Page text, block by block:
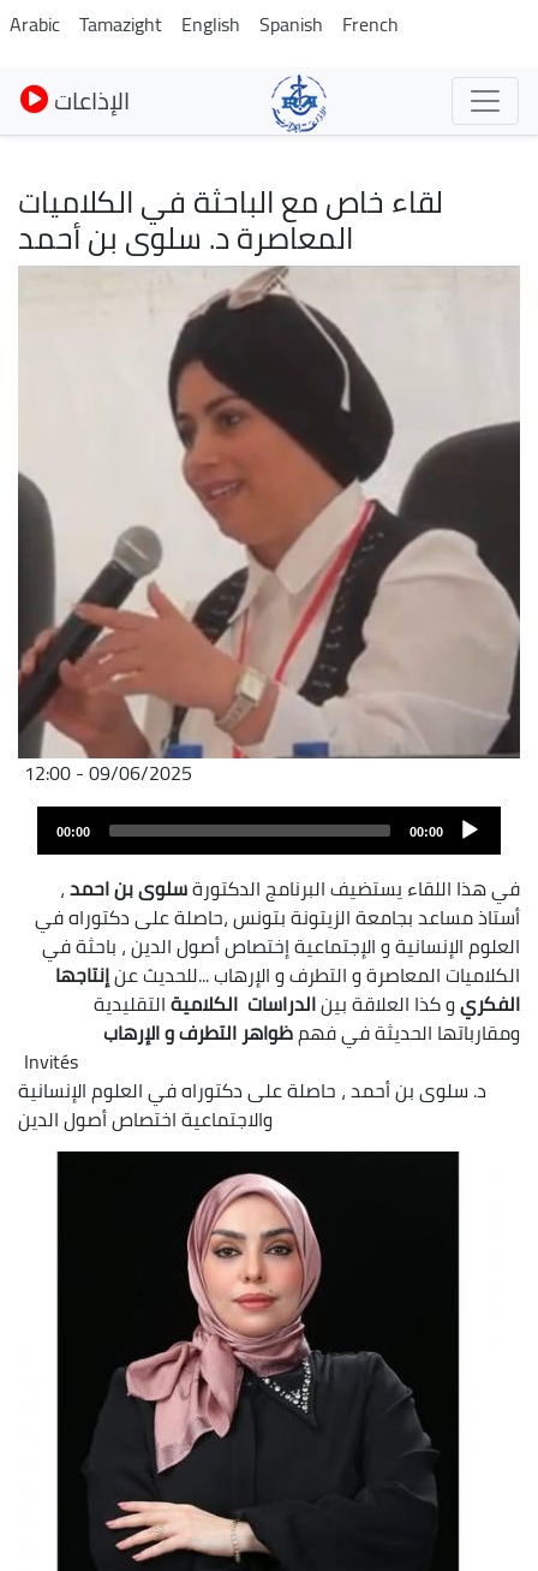
Pasar
al
contenido
principal
Arabic Tamazight English Spanish French
الإذاعات
لقاء خاص مع الباحثة في الكلاميات
المعاصرة د. سلوى بن أحمد
09/06/2025 - 12:00
00:00
00:00
في هذا اللقاء يستضيف البرنامج الدكتورةسلوى بن احمد،
أستاذ مساعد بجامعة الزيتونة بتونس ،حاصلة على دكتوراه في
العلوم الإنسانية و الإجتماعية إختصاص أصول الدين ، باحثة في
الكلاميات المعاصرة و التطرف و الإرهاب ...للحديث عنإنتاجها
الفكريو كذا العلاقة بينالدراسات الكلاميةالتقليدية
ومقارباتها الحديثة في فهمظواهر التطرف و الإرهاب
Invités
د. سلوى بن أحمد ، حاصلة على دكتوراه في العلوم الإنسانية
والاجتماعية اختصاص أصول الدين